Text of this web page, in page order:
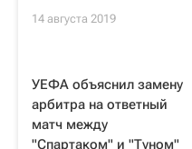
14 августа 2019
УЕФА объяснил замену
арбитра на ответный
матч между
"Спартаком" и "Туном"